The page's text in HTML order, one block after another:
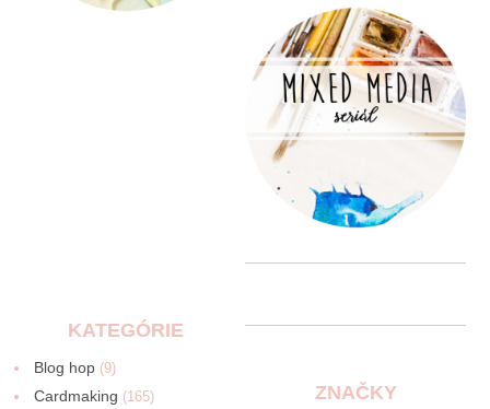
KATEGÓRIE
Blog hop (9)
Cardmaking (165) ZNAČKY